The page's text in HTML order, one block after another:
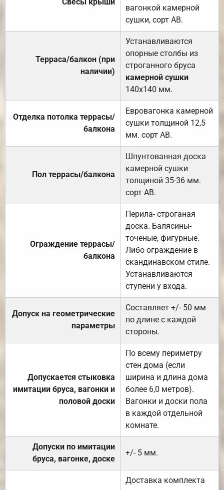
вагонкой камерной
сушки, сорт АВ.
Терраса/балкон (при
наличии)
Устанавливаются
опорные столбы из
строганного бруса
камерной сушки
140х140 мм.
Отделка потолка террасы/
балкона
Евровагонка камерной
сушки толщиной 12,5
мм. сорт АВ.
Пол террасы/балкона
Шпунтованная доска
камерной сушки
толщиной 35-36 мм.
сорт АВ.
Ограждение террасы/
балкона
Перила- строганая
доска. Балясины-
точеные, фигурные.
Либо ограждение в
скандинавском стиле.
Устанавливаются
ступени у входа.
Допуск на геометрические
параметры
Составляет +/- 50 мм
по длине с каждой
стороны.
Допускается стыковка
имитации бруса, вагонки и
половой доски
По всему периметру
стен дома (если
ширина и длина дома
более 6,0 метров).
Вагонки и доски пола
в каждой отдельной
комнате.
Допуски по имитации
бруса, вагонке, доске
+/- 5 мм.
Доставка комплекта